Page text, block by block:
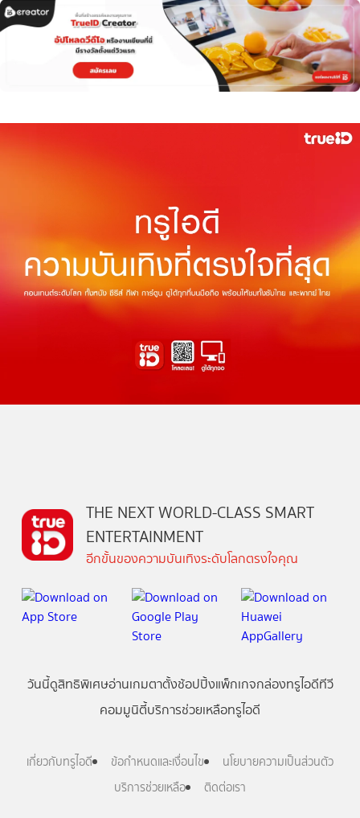
THE NEXT WORLD-CLASS SMART
ENTERTAINMENT
อีกขั้นของความบันเทิงระดับโลกตรงใจคุณ
วันนี้ดูสิทธิพิเศษอ่านเกมตาตั้งช้อปปิ้งแพ็กเกจกล่องทรูไอดีทีวี
คอมมูนิตี้บริการช่วยเหลือทรูไอดี
เกี่ยวกับทรูไอดี ข้อกำหนดและเงื่อนไข
นโยบายความเป็นส่วนตัว
บริการช่วยเหลือ
ติดต่อเรา